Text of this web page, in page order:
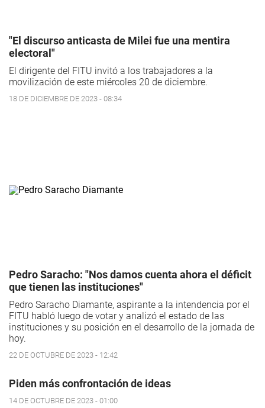
"El discurso anticasta de Milei fue una mentira
electoral"
El dirigente del FITU invitó a los trabajadores a la
movilización de este miércoles 20 de diciembre.
18 DE DICIEMBRE DE 2023 - 08:34
Pedro Saracho: "Nos damos cuenta ahora el déficit
que tienen las instituciones"
Pedro Saracho Diamante, aspirante a la intendencia por el
FITU habló luego de votar y analizó el estado de las
instituciones y su posición en el desarrollo de la jornada de
hoy.
22 DE OCTUBRE DE 2023 - 12:42
Piden más confrontación de ideas
14 DE OCTUBRE DE 2023 - 01:00